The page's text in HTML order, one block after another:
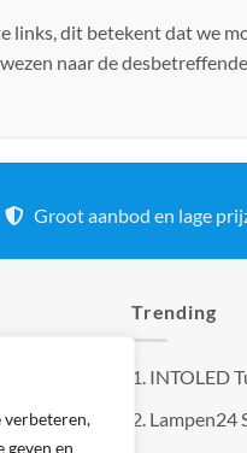
verbeteren,
en
links, dit betekent dat we
naar de
Groot aanbod en lage
Trending
1. INTOLED
2. Lampen24